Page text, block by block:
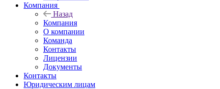
Компания
Назад
Компания
О компании
Команда
Контакты
Лицензии
Документы
Контакты
Юридическим лицам